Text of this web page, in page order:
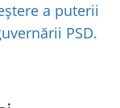
a puterii
PSD.